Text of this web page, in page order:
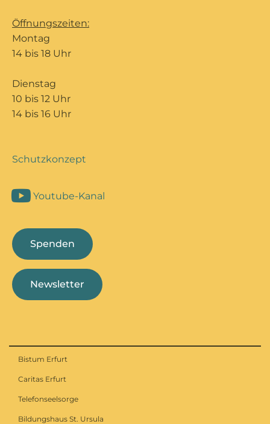
Öffnungszeiten:
Montag
14 bis 18 Uhr
Dienstag
10 bis 12 Uhr
14 bis 16 Uhr
Schutzkonzept
Youtube-Kanal
Spenden
Newsletter
Bistum Erfurt
Caritas Erfurt
Telefonseelsorge
Bildungshaus St. Ursula